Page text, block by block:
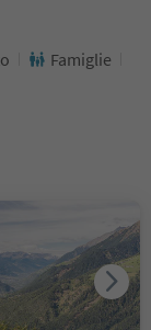
Famiglie